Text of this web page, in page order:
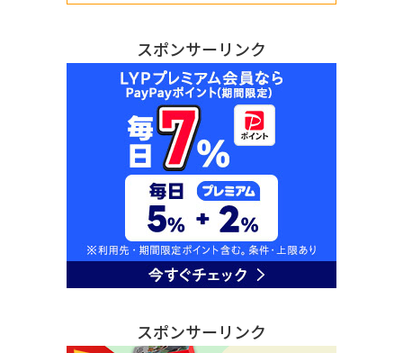
スポンサーリンク
スポンサーリンク